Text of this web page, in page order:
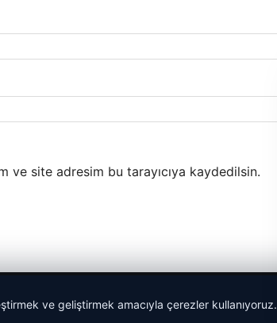
ve site adresim bu tarayıcıya kaydedilsin.
ve geliştirmek amacıyla çerezler kullanıyoruz.